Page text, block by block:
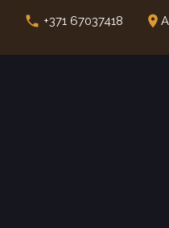
call +371 67037418 place